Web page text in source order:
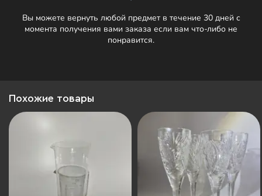
Вы можете вернуть любой предмет в течение 30 дней с
момента получения вами заказа если вам что-либо не
понравится.
Похожие товары